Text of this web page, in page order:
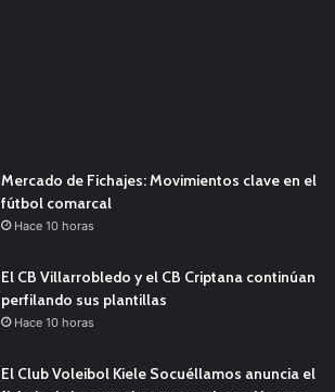
Mercado de Fichajes: Movimientos clave en el
fútbol comarcal
Hace 10 horas
El CB Villarrobledo y el CB Criptana continúan
perfilando sus plantillas
Hace 10 horas
El Club Voleibol Kiele Socuéllamos anuncia el